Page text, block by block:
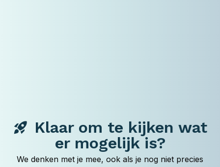
rocket_launch Klaar om te kijken wat
er mogelijk is?
We denken met je mee, ook als je nog niet precies